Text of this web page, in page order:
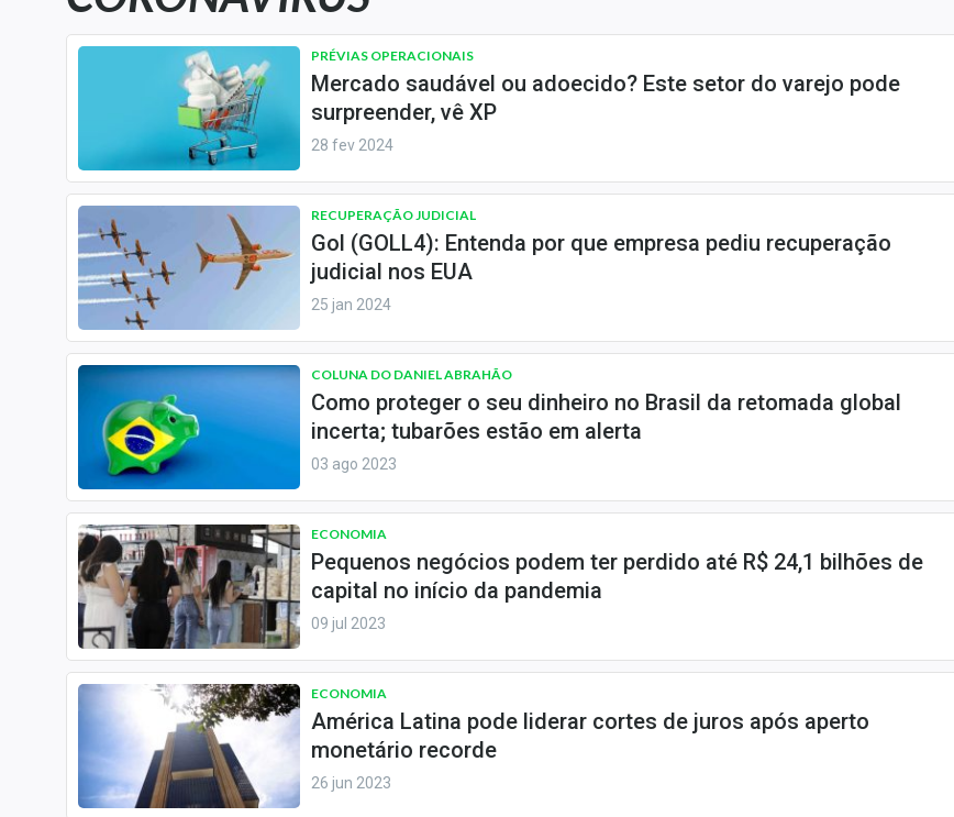
Central de Dividendos
Central dos IPOs
Renda Fixa
Finanças Pessoais
Mercados
Economia
Empresas
Internacional
Marketing
Tecnologia
Conteúdo de Marca
Sobre
PRÉVIAS OPERACIONAIS
Mercado saudável ou adoecido? Este setor do varejo pode
surpreender, vê XP
28 fev 2024
RECUPERAÇÃO JUDICIAL
Gol (GOLL4): Entenda por que empresa pediu recuperação
judicial nos EUA
25 jan 2024
COLUNA DO DANIEL ABRAHÃO
Como proteger o seu dinheiro no Brasil da retomada global
incerta; tubarões estão em alerta
03 ago 2023
ECONOMIA
Pequenos negócios podem ter perdido até R$ 24,1 bilhões de
capital no início da pandemia
09 jul 2023
ECONOMIA
América Latina pode liderar cortes de juros após aperto
monetário recorde
26 jun 2023